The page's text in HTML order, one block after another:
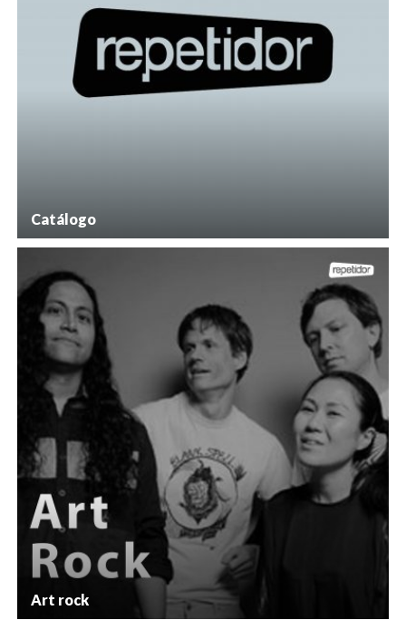
Catálogo
Art rock